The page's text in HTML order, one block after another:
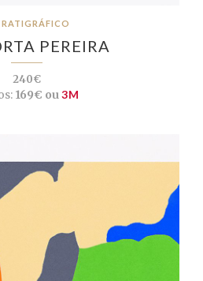
PEREIRA
240€
169€ ou3M